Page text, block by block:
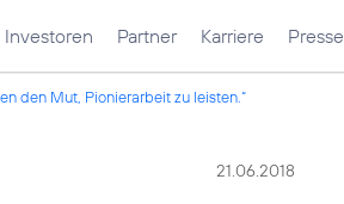
Investoren Partner Karriere Presse
den Mut, Pionierarbeit zu leisten.“
21.06.2018